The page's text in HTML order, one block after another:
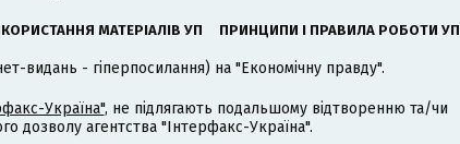
МАТЕРІАЛІВ УП ПРИНЦИПИ І ПРАВИЛА РОБОТИ УП
видань - гіперпосилання) на "Економічну правду".
Україна", не підлягають подальшому відтворенню та/чи
дозволу агентства "Інтерфакс-Україна".